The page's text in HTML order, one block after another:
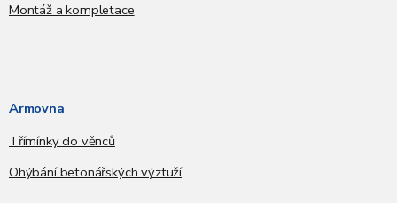
Montáž a kompletace
Armovna
Třímínky do věnců
Ohýbání betonářských výztuží